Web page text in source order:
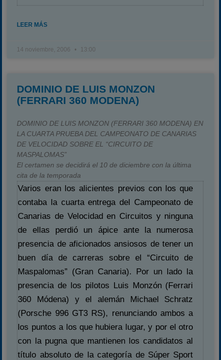
LEER MÁS
14 noviembre, 2006 13:00
DOMINIO DE LUIS MONZON
(FERRARI 360 MODENA)
DOMINIO DE LUIS MONZON (FERRARI 360 MODENA) EN
LA CUARTA PRUEBA DEL CAMPEONATO DE CANARIAS
DE VELOCIDAD SOBRE EL “CIRCUITO DE
MASPALOMAS”
El certamen se decidirá el 10 de diciembre con la última
cita de la temporada
Varios eran los alicientes previos con los que
contaba la cuarta entrega del Campeonato de
Canarias de Velocidad en Circuitos y ninguna
de ellas perdió un ápice ante la numerosa
presencia de aficionados ansiosos de tener un
buen día de carreras sobre el “Circuito de
Maspalomas” (Gran Canaria). Por un lado la
presencia de los pilotos Luis Monzón (Ferrari
360 Módena) y el alemán Michael Schratz
(Porsche 996 GT3 RS), renunciando ambos a
los puntos a los que hubiera lugar, y por el otro
con la pugna que mantienen los candidatos al
título absoluto de la categoría de Súper Sport